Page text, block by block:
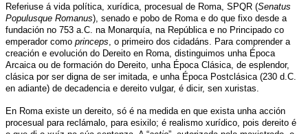
Referiuse á vida política, xurídica, procesual de Roma, SPQR (Senatus
Populusque Romanus) , senado e pobo de Roma e do que fixo desde a
fundación no 753 a.C. na Monarquía, na República e no Principado co
emperador como princeps , o primeiro dos cidadáns. Para comprender a
creación e evolución do Dereito en Roma, distinguimos unha Época
Arcaica ou de formación do Dereito, unha Época Clásica, de esplendor,
clásica por ser digna de ser imitada, e unha Época Postclásica (230 d.C.
en adiante) de decadencia e dereito vulgar, é dicir, sen xuristas.
En Roma existe un dereito, só é na medida en que exista unha acción
procesual para reclámalo, para esixilo; é realismo xurídico, pois dereito é